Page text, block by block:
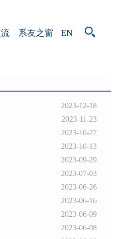
系友之窗 EN
2023-12-18
2023-11-23
2023-10-27
2023-10-13
2023-09-29
2023-07-03
2023-06-26
2023-06-16
2023-06-09
2023-06-08